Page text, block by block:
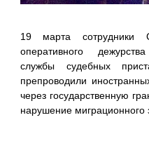
19 марта сотрудники
оперативного
службы судебных
препроводили
через государственную
нарушение миграционного